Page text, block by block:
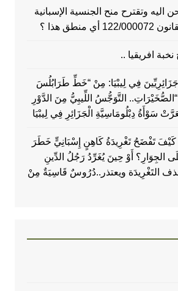
اليه وتقترح منح الجنسية الإسبانية
هذا ؟
افريقيا ..
فِي لِيبْيَا: مِنْ “خَطِّ طَرَابُلُسَ
“الصُّخَيْرَاتِ.. التَّوَجُّسُ اللِّيبِيُّ مِنَ الدَّوْرِ
سَوْأَةُ دِبْلُومَاسِيَّةِ الْجَزَائِرِ فِي لِيبْيَا
تَفْضَحُ تَغْرِيدَةُ كَاهِنٍ إِسْبَانِيٍّ خَطَرَ
عَلَى الجِوَارِ؟ أَوْ حِينَ يُغَرِّدُ رَجُلُ الدِّينِ
التَغْرِيدَة ويعتذر..دُرُوسٌ قَاسِيَةٌ مِنْ